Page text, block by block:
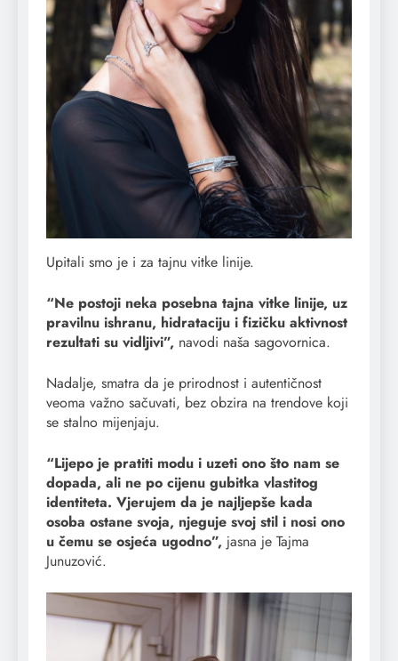
Upitali smo je i za tajnu vitke linije.
“Ne postoji neka posebna tajna vitke linije, uz
pravilnu ishranu, hidrataciju i fizičku aktivnost
rezultati su vidljivi”, navodi naša sagovornica.
Nadalje, smatra da je prirodnost i autentičnost
veoma važno sačuvati, bez obzira na trendove koji
se stalno mijenjaju.
“Lijepo je pratiti modu i uzeti ono što nam se
dopada, ali ne po cijenu gubitka vlastitog
identiteta. Vjerujem da je najljepše kada
osoba ostane svoja, njeguje svoj stil i nosi ono
u čemu se osjeća ugodno”, jasna je Tajma
Junuzović.